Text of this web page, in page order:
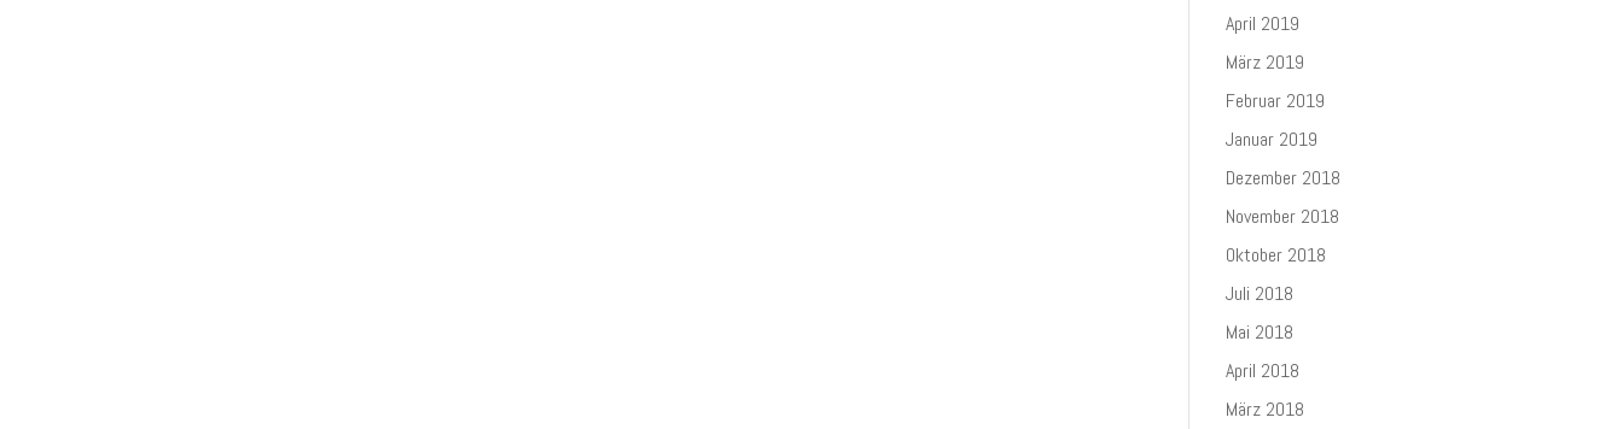
April 2019
März 2019
Februar 2019
Januar 2019
Dezember 2018
November 2018
Oktober 2018
Juli 2018
Mai 2018
April 2018
März 2018